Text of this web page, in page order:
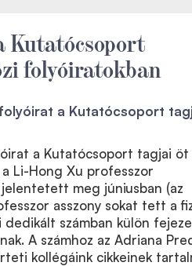
Kutatócsoport
folyóiratokban
a Kutatócsoport
a Kutatócsoport tagjai öt
Li-Hong Xu professzor
meg júniusban (az
asszony sokat tett a
számban külön
A számhoz az Adriana
kollégáink cikkeinek